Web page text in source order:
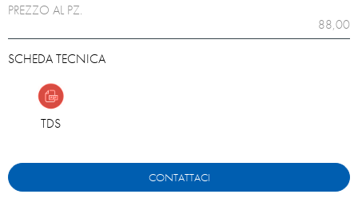
PREZZO AL PZ.
88,00
SCHEDA TECNICA
TDS
CONTATTACI